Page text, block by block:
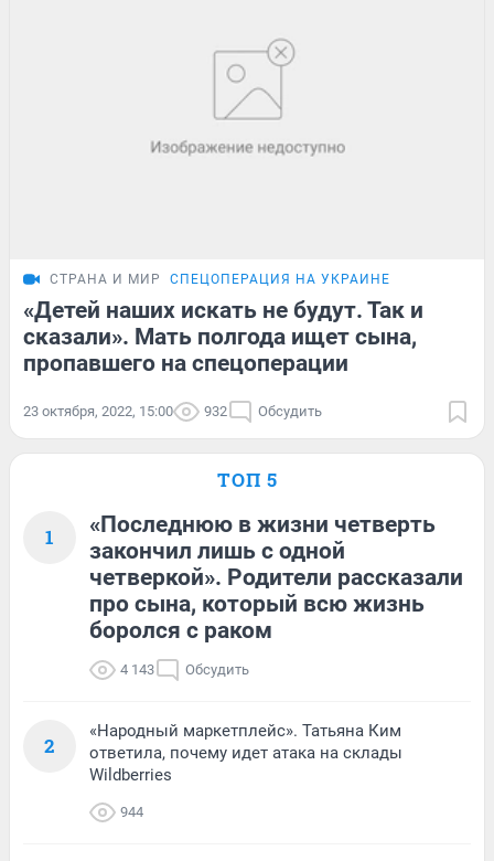
СТРАНА И МИР СПЕЦОПЕРАЦИЯ НА УКРАИНЕ
«Детей наших искать не будут. Так и
сказали». Мать полгода ищет сына,
пропавшего на спецоперации
23 октября, 2022, 15:00 932 Обсудить
ТОП 5
1
«Последнюю в жизни четверть
закончил лишь с одной
четверкой». Родители рассказали
про сына, который всю жизнь
боролся с раком
4 143 Обсудить
2
«Народный маркетплейс». Татьяна Ким
ответила, почему идет атака на склады
Wildberries
944